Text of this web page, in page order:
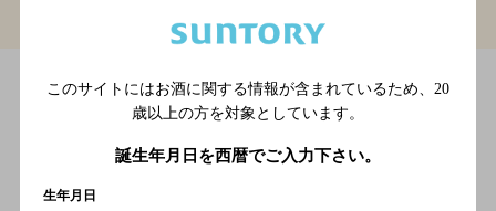
このサイトにはお酒に関する情報が含まれているため、 20
歳以上の方を対象としています。
誕生年月日を西暦でご入力下さい。
生年月日